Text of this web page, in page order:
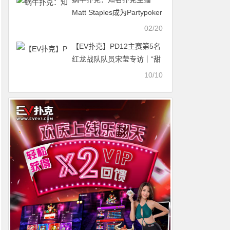
Matt Staples成为Partypoker
02/20
【EV扑克】PD12主赛第5名
红龙战队队员宋莹专访｜“甜
10/10